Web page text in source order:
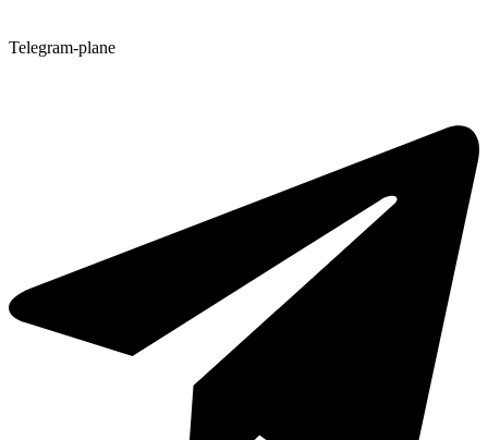
Telegram-plane